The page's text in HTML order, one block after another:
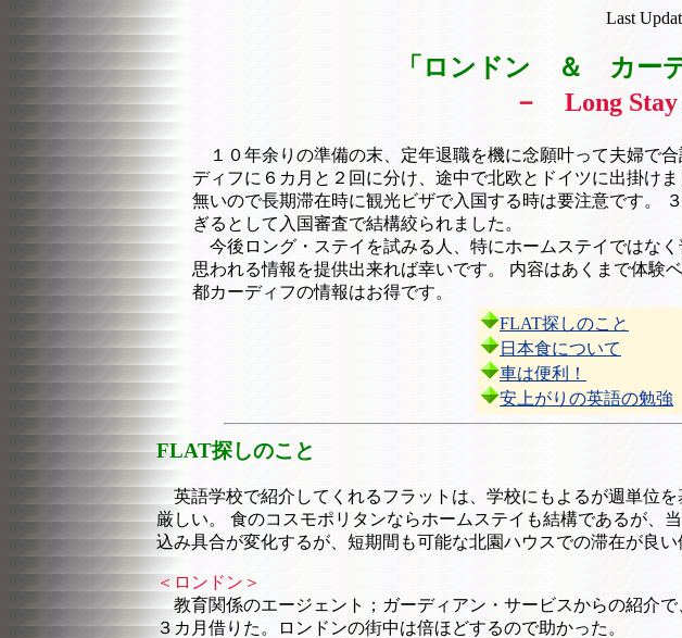
Last
「ロンドン ＆ カー
－ Long Stay
１０年余りの準備の末、定年退職を機に念願叶って夫婦で
ディフに６カ月と２回に分け、途中で北欧とドイツに出掛け
無いので長期滞在時に観光ビザで入国する時は要注意です。
ぎるとして入国審査で結構絞られました。
今後ロング・ステイを試みる人、特にホームステイではな
思われる情報を提供出来れば幸いです。 内容はあくまで体験
都カーディフの情報はお得です。
FLAT探しのこと
日本食について
車は便利！
安上がりの英語の勉強
FLAT探しのこと
英語学校で紹介してくれるフラットは、学校にもよるが週単位
厳しい。 食のコスモポリタンならホームステイも結構であるが、
込み具合が変化するが、短期間も可能な北園ハウスでの滞在が良い
＜ロンドン＞
教育関係のエージェント；ガーディアン・サービスからの紹介
３カ月借りた。ロンドンの街中は倍ほどするので助かった。